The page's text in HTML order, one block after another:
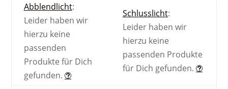
Abblendlicht:
Leider haben wir
hierzu keine
passenden
Produkte für Dich
gefunden.
Schlusslicht:
Leider haben wir
hierzu keine
passenden Produkte
für Dich gefunden.